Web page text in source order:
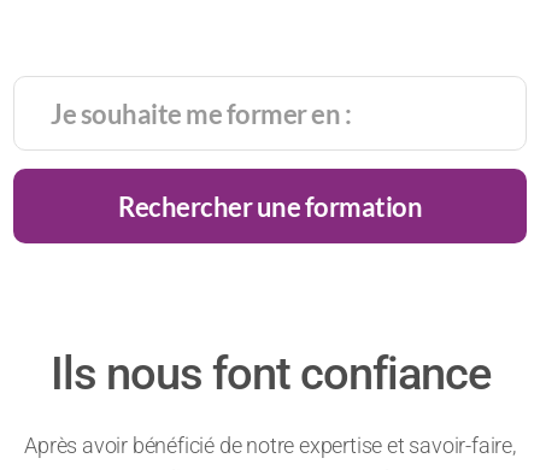
Rechercher une formation
Ils nous font confiance
Après avoir bénéficié de notre expertise et savoir-faire,